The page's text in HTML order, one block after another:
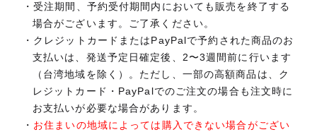
受注期間、予約受付期間内においても販売を終了する
場合がございます。ご了承ください。
クレジットカードまたはPayPalで予約された商品のお
支払いは、発送予定日確定後、2〜3週間前に行います
（台湾地域を除く）。ただし、一部の高額商品は、ク
レジットカード・PayPalでのご注文の場合も注文時に
お支払いが必要な場合があります。
お住まいの地域によっては購入できない場合がござい